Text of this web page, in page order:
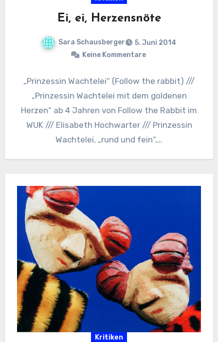
Ei, ei, Herzensnöte
Sara Schausberger
5. Juni 2014
Keine Kommentare
„Prinzessin Wachtelei“ (Follow the rabbit) ///
„Prinzessin Wachtelei mit dem goldenen
Herzen“ ab 4 Jahren von Follow the Rabbit im
WUK /// Elisabeth Hochwarter /// Prinzessin
Wachtelei, „rund und fein“,…
Kritiken